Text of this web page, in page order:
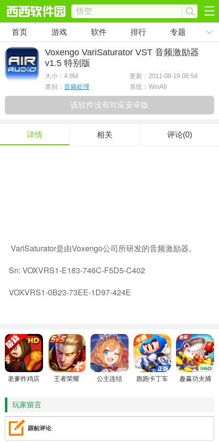
首页 游戏 软件 排行 专题
Voxengo VariSaturator VST 音频激励器
v1.5 特别版
大小： 4.8M
更新：2011-08-19 08:54
类别： 音频处理 系统：WinAll
该软件没有对应安卓版
详情 相关 评论(0)
VariSaturator是由Voxengo公司所研发的音频激励器。
Sn: VOXVRS1-E183-746C-F5D5-C402
VOXVRS1-0B23-73EE-1D97-424E
老爹炸鸡店
王者荣耀 公主连结 跑跑卡丁车
趣赢功夫捕
玩家留言
跟帖评论